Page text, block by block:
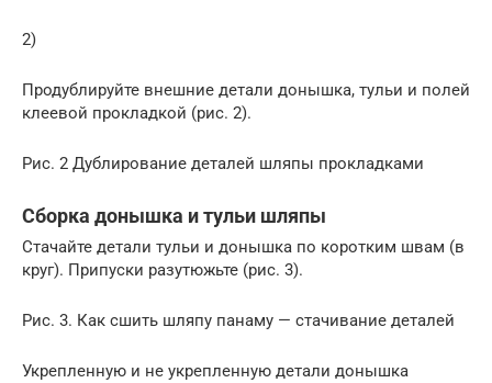
2)
Продублируйте внешние детали донышка, тульи и полей
клеевой прокладкой (рис. 2).
Рис. 2 Дублирование деталей шляпы прокладками
Сборка донышка и тульи шляпы
Стачайте детали тульи и донышка по коротким швам (в
круг). Припуски разутюжьте (рис. 3).
Рис. 3. Как сшить шляпу панаму — стачивание деталей
Укрепленную и не укрепленную детали донышка